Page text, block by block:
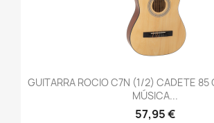
GUITARRA ROCIO C7N (1/2) CADETE 85
MÚSICA...
57,95 €